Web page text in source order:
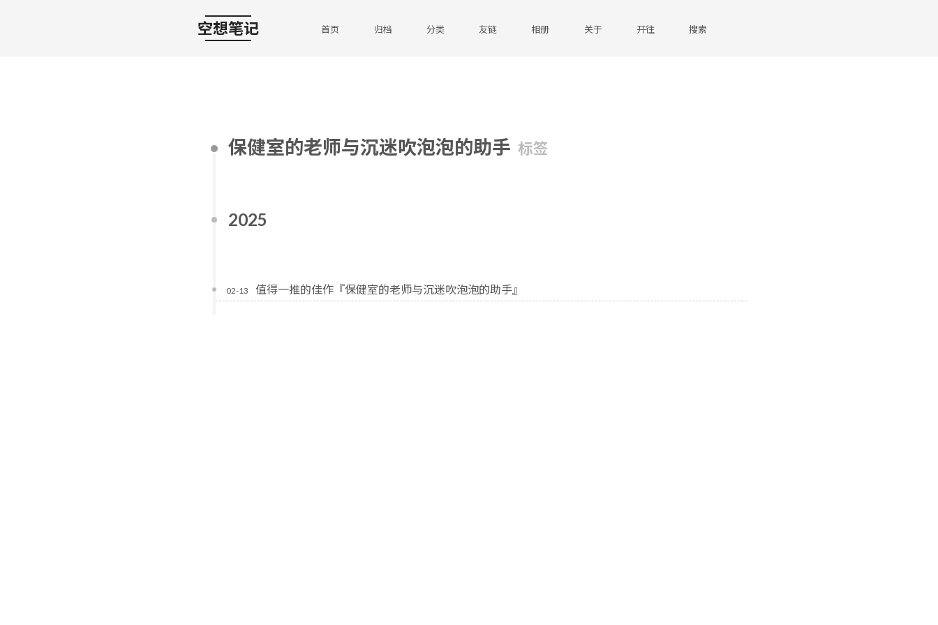
空想笔记 首页 归档 分类 友链 相册 关于 开往 搜索
保健室的老师与沉迷吹泡泡的助手 标签
2025
02-13 值得一推的佳作『保健室的老师与沉迷吹泡泡的助手』